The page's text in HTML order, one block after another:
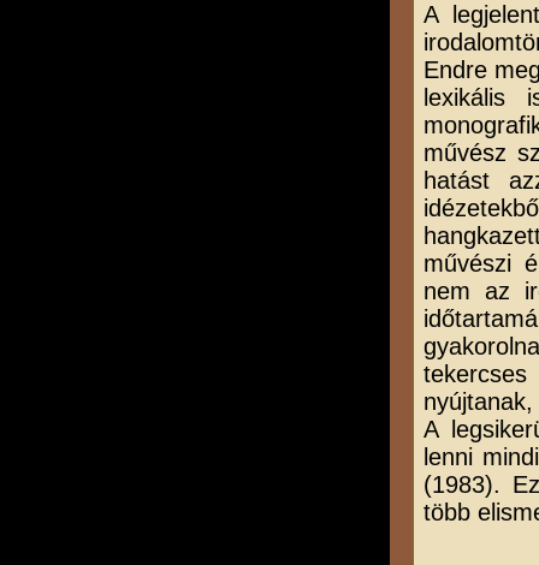
A
Endre
lexikális
művész
hatást
művészi
nem az
A
lenni
(1983).
több